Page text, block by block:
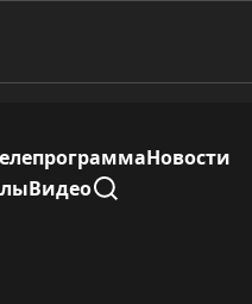
Новости
Видео